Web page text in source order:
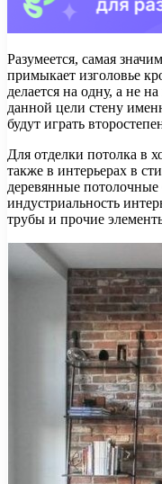
Разумеется, самая
примыкает изголовье
делается на одну, а не
данной цели стену
будут играть
Для отделки потолка в
также в интерьерах в
деревянные
индустриальность
трубы и прочие